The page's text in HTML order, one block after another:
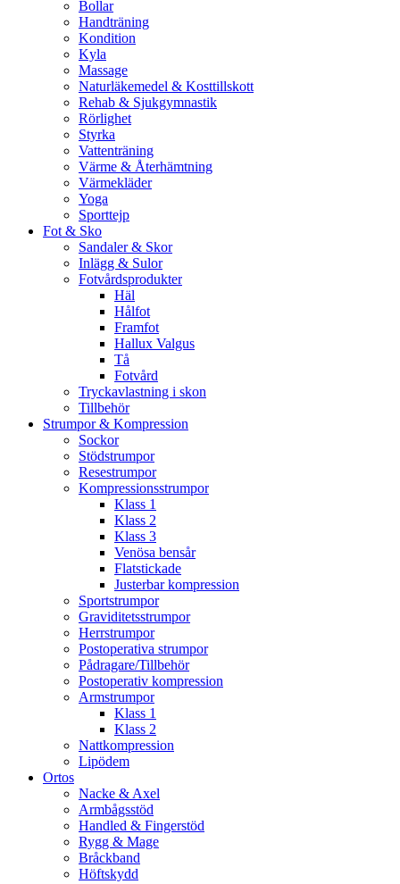
Bollar
Handträning
Kondition
Kyla
Massage
Naturläkemedel & Kosttillskott
Rehab & Sjukgymnastik
Rörlighet
Styrka
Vattenträning
Värme & Återhämtning
Värmekläder
Yoga
Sporttejp
Fot & Sko
Sandaler & Skor
Inlägg & Sulor
Fotvårdsprodukter
Häl
Hålfot
Framfot
Hallux Valgus
Tå
Fotvård
Tryckavlastning i skon
Tillbehör
Strumpor & Kompression
Sockor
Stödstrumpor
Resestrumpor
Kompressionsstrumpor
Klass 1
Klass 2
Klass 3
Venösa bensår
Flatstickade
Justerbar kompression
Sportstrumpor
Graviditetsstrumpor
Herrstrumpor
Postoperativa strumpor
Pådragare/Tillbehör
Postoperativ kompression
Armstrumpor
Klass 1
Klass 2
Nattkompression
Lipödem
Ortos
Nacke & Axel
Armbågsstöd
Handled & Fingerstöd
Rygg & Mage
Bråckband
Höftskydd